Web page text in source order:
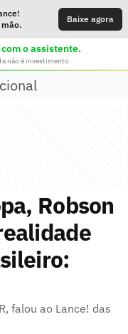
Baixe agora
com o assistente.
não é investimento
Robson
falou ao Lance! das